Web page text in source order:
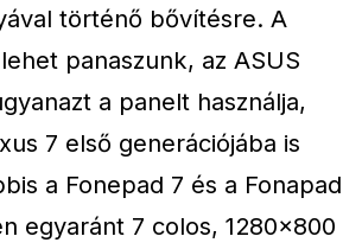
történő bővítésre. A
panaszunk, az ASUS
a panelt használja,
7 első generációjába is
a Fonepad 7 és a Fonapad
egyaránt 7 colos, 1280×800